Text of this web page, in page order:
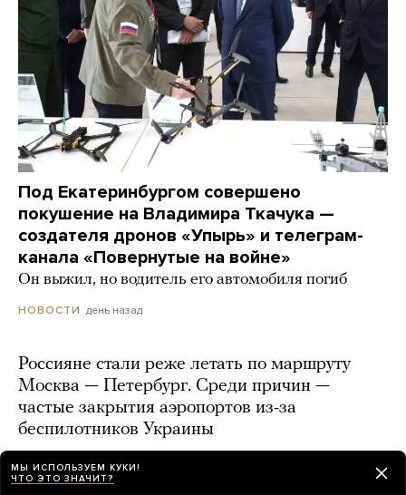
Под Екатеринбургом совершено
покушение на Владимира Ткачука —
создателя дронов «Упырь» и телеграм-
канала «Повернутые на войне»
Он выжил, но водитель его автомобиля погиб
НОВОСТИ день назад
Россияне стали реже летать по маршруту
Москва — Петербург. Среди причин —
частые закрытия аэропортов из-за
беспилотников Украины
МЫ ИСПОЛЬЗУЕМ КУКИ!
ЧТО ЭТО ЗНАЧИТ?